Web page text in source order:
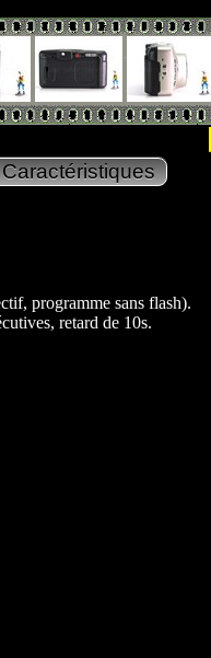
programme sans flash).
retard de 10s.